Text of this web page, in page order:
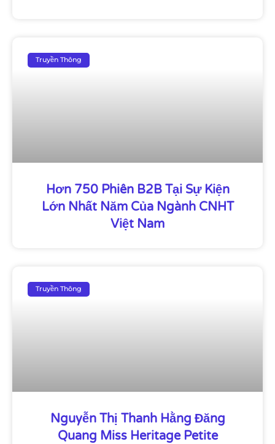
Truyền Thông
Hơn 750 Phiên B2B Tại Sự Kiện
Lớn Nhất Năm Của Ngành CNHT
Việt Nam
Truyền Thông
Nguyễn Thị Thanh Hằng Đăng
Quang Miss Heritage Petite